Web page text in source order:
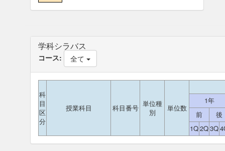
学科シラバス
コース: 全て
科
目
区
分
授業科目 科目番号 単位種
別
単位数
1年
前
後
1Q2Q3Q